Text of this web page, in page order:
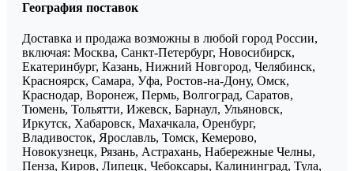
География поставок
Доставка и продажа возможны в любой город России,
включая: Москва, Санкт-Петербург, Новосибирск,
Екатеринбург, Казань, Нижний Новгород, Челябинск,
Красноярск, Самара, Уфа, Ростов-на-Дону, Омск,
Краснодар, Воронеж, Пермь, Волгоград, Саратов,
Тюмень, Тольятти, Ижевск, Барнаул, Ульяновск,
Иркутск, Хабаровск, Махачкала, Оренбург,
Владивосток, Ярославль, Томск, Кемерово,
Новокузнецк, Рязань, Астрахань, Набережные Челны,
Пенза, Киров, Липецк, Чебоксары, Калининград, Тула,